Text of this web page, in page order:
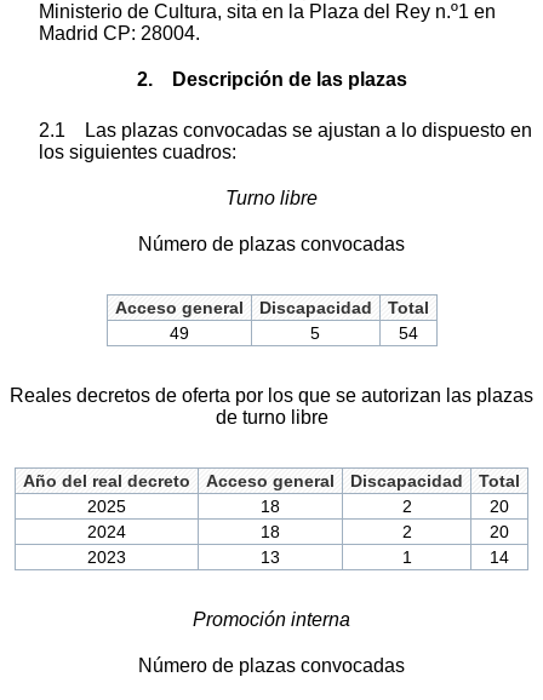
Ministerio de Cultura, sita en la Plaza del Rey n.º1 en
Madrid CP: 28004.
2. Descripción de las plazas
2.1 Las plazas convocadas se ajustan a lo dispuesto en
los siguientes cuadros:
Turno libre
Número de plazas convocadas
Acceso general Discapacidad
Total
49
5 54
Reales decretos de oferta por los que se autorizan las plazas
de turno libre
Año del real decreto Acceso general Discapacidad
Total
2025
18 2
20
2024
18 2
20
2023
13 1 14
Promoción interna
Número de plazas convocadas